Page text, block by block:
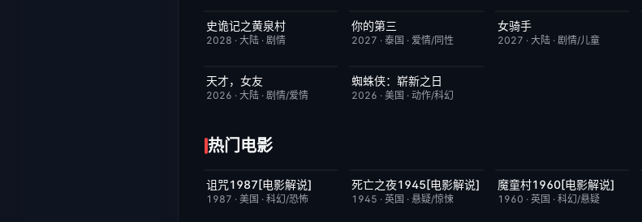
6月23日更新
史诡记之黄泉村
2028 · 大陆 · 剧情
更新至第02集
你的第三
2027 ·泰国 · 爱情/同性
7月15日更新
女骑手
2027 · 大陆· 剧情/儿童
更新至第20集
天才，女友
2026 · 大陆 · 剧情/爱情
TC中字
蜘蛛侠：崭新之日
2026 ·美国 ·动作/科幻
热门电影
已完结
诅咒1987[电影解说]
1987 · 美国 · 科幻/恐怖
已完结 8.7
死亡之夜1945[电影解说]
1945 ·英国 ·悬疑/惊悚
已完结 7.2
魔童村1960[电影解说]
1960 · 英国 · 科幻/悬疑